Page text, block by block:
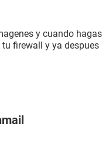
y cuando hagas
firewall y ya despues